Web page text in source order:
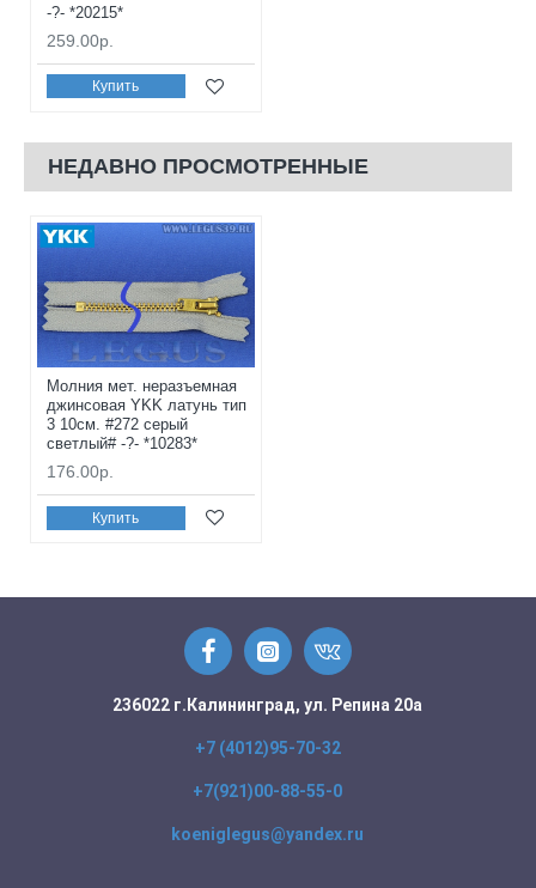
-?- *20215*
259.00р.
Купить
НЕДАВНО ПРОСМОТРЕННЫЕ
Молния мет. неразъемная
джинсовая YKK латунь тип
3 10см. #272 серый
светлый# -?- *10283*
176.00р.
Купить
236022 г.Калининград, ул. Репина 20а
+7 (4012)95-70-32
+7(921)00-88-55-0
koeniglegus@yandex.ru